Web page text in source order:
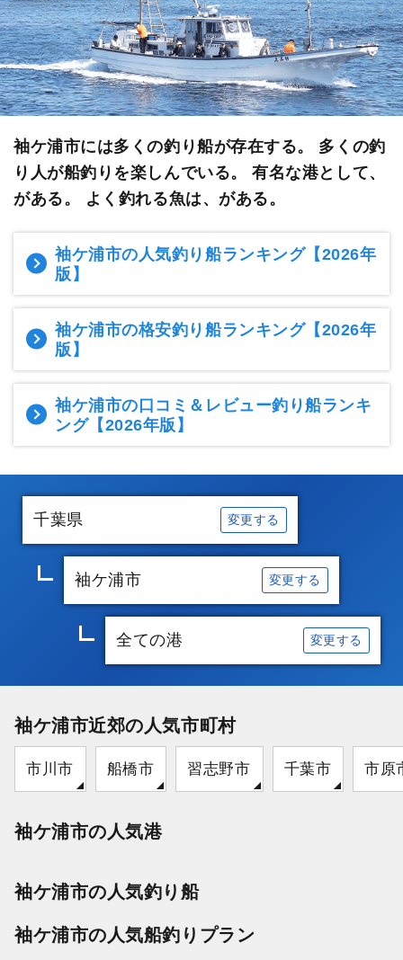
袖ケ浦市には多くの釣り船が存在する。 多くの釣
り人が船釣りを楽しんでいる。有名な港として、
がある。 よく釣れる魚は、がある。
袖ケ浦市の人気釣り船ランキング【2026年
版】
袖ケ浦市の格安釣り船ランキング【2026年
版】
袖ケ浦市の口コミ＆レビュー釣り船ランキ
ング【2026年版】
千葉県 変更する
袖ケ浦市 変更する
全ての港 変更する
袖ケ浦市近郊の人気市町村
市川市 船橋市 習志野市 千葉市 市原
袖ケ浦市の人気港
袖ケ浦市の人気釣り船
袖ケ浦市の人気船釣りプラン